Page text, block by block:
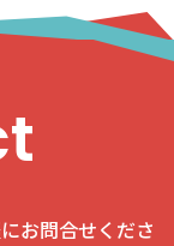
お問合せくださ